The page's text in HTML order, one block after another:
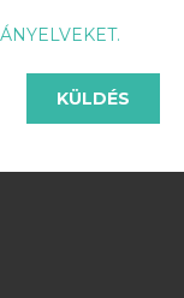
KÜLDÉS